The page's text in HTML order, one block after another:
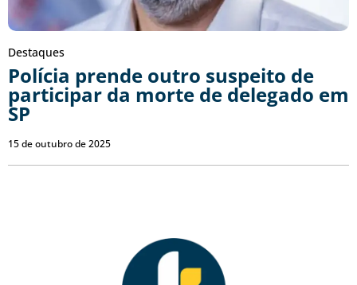
Destaques
Polícia prende outro suspeito de
participar da morte de delegado em
SP
15 de outubro de 2025